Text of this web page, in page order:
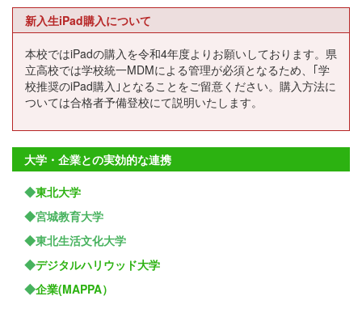
新入生iPad購入について
本校ではiPadの購入を令和4年度よりお願いしております。県
立高校では学校統一MDMによる管理が必須となるため、｢学
校推奨のiPad購入｣となることをご留意ください。購入方法に
ついては合格者予備登校にて説明いたします。
大学・企業との実効的な連携
◆東北大学
◆宮城教育大学
◆東北生活文化大学
◆デジタルハリウッド大学
◆企業(MAPPA）